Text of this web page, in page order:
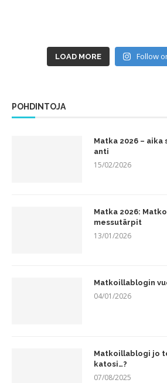
LOAD MORE Follow
POHDINTOJA
Matka 2026 – aika
anti
15/02/2026
Matka 2026:
messutärpit
13/01/2026
Matkoillablogin
04/01/2026
Matkoillablogi jo
katosi…?
07/08/2025